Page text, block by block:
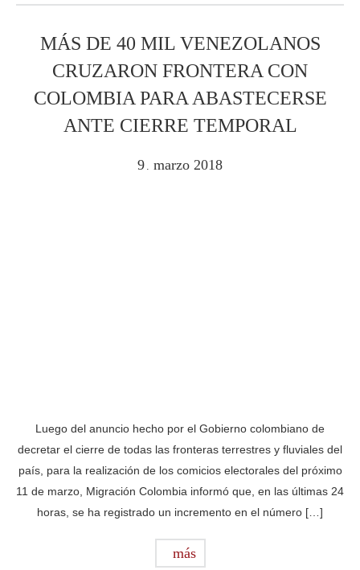
MÁS DE 40 MIL VENEZOLANOS
CRUZARON FRONTERA CON
COLOMBIA PARA ABASTECERSE
ANTE CIERRE TEMPORAL
9 . marzo 2018
Luego del anuncio hecho por el Gobierno colombiano de
decretar el cierre de todas las fronteras terrestres y fluviales del
país, para la realización de los comicios electorales del próximo
11 de marzo, Migración Colombia informó que, en las últimas 24
horas, se ha registrado un incremento en el número […]
más